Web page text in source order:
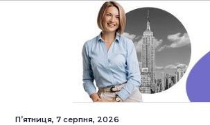
Пʼятниця, 7 серпня, 2026